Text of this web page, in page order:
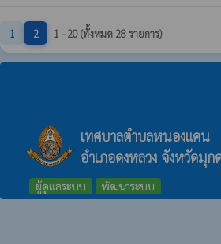
1 2 1 - 20 (ทั้งหมด 28 รายการ)
เทศบาลตำบลหนองแคน
อำเภอดงหลวง จังหวัดมุก
ผู้ดูแลระบบ พัฒนาระบบ